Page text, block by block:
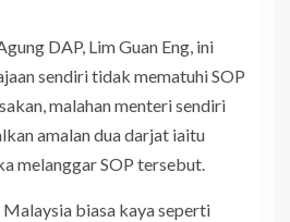
DAP, Lim Guan Eng, ini
sendiri tidak mematuhi SOP
malahan menteri sendiri
amalan dua darjat iaitu
melanggar SOP tersebut.
biasa kaya seperti